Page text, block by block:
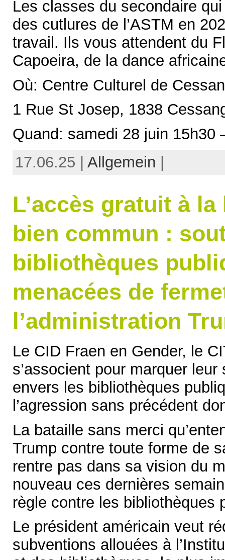
Les classes du secondaire
des cutlures de l’ASTM en
travail. Ils vous attendent du
Capoeira, de la dance
Où: Centre Culturel de
1 Rue St Josep, 1838
Quand: samedi 28 juin 15h30
17.06.25 | Allgemein
L’accès gratuit à
bien commun :
bibliothèques
menacées de
l’administration
Le CID Fraen en Gender, le
s’associent pour marquer
envers les bibliothèques
l’agression sans précédent
La bataille sans merci
Trump contre toute forme de
rentre pas dans sa vision du
nouveau ces dernières
règle contre les bibliothèques
Le président américain veut
subventions allouées à